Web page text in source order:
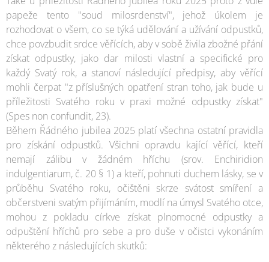
papeže tento "soud milosrdenství", jehož úkolem je
rozhodovat o všem, co se týká udělování a užívání odpustků,
chce povzbudit srdce věřících, aby v sobě živila zbožné přání
získat odpustky, jako dar milosti vlastní a specifické pro
každý Svatý rok, a stanoví následující předpisy, aby věřící
mohli čerpat "z příslušných opatření stran toho, jak bude u
příležitosti Svatého roku v praxi možné odpustky získat"
(Spes non confundit, 23).
Během Řádného jubilea 2025 platí všechna ostatní pravidla
pro získání odpustků. Všichni opravdu kající věřící, kteří
nemají zálibu v žádném hříchu (srov. Enchiridion
indulgentiarum, č. 20 § 1) a kteří, pohnuti duchem lásky, se v
průběhu Svatého roku, očištěni skrze svátost smíření a
občerstveni svatým přijímáním, modlí na úmysl Svatého otce,
mohou z pokladu církve získat plnomocné odpustky a
odpuštění hříchů pro sebe a pro duše v očistci vykonáním
některého z následujících skutků: